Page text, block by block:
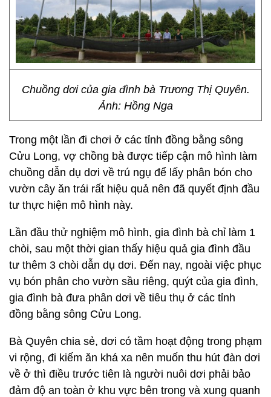
Chuồng dơi của gia đình bà Trương Thị Quyên.
Ảnh: Hồng Nga
Trong một lần đi chơi ở các tỉnh đồng bằng sông
Cửu Long, vợ chồng bà được tiếp cận mô hình làm
chuồng dẫn dụ dơi về trú ngụ để lấy phân bón cho
vườn cây ăn trái rất hiệu quả nên đã quyết định đầu
tư thực hiện mô hình này.
Lần đầu thử nghiệm mô hình, gia đình bà chỉ làm 1
chòi, sau một thời gian thấy hiệu quả gia đình đầu
tư thêm 3 chòi dẫn dụ dơi. Đến nay, ngoài việc phục
vụ bón phân cho vườn sầu riêng, quýt của gia đình,
gia đình bà đưa phân dơi về tiêu thụ ở các tỉnh
đồng bằng sông Cửu Long.
Bà Quyên chia sẻ, dơi có tầm hoạt động trong phạm
vi rộng, đi kiếm ăn khá xa nên muốn thu hút đàn dơi
về ở thì điều trước tiên là người nuôi dơi phải bảo
đảm độ an toàn ở khu vực bên trong và xung quanh